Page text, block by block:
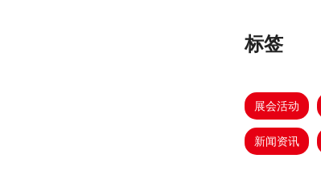
标签
展会活动
新闻资讯